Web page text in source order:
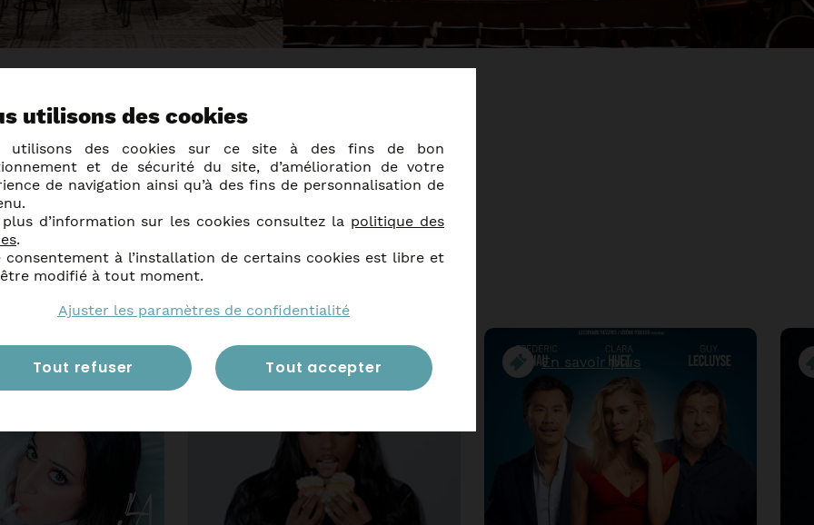
événements
plus En savoir plus En savoir plus
utilisons des cookies
utilisons des cookies sur ce site à des fins de bon
et de sécurité du site, d’amélioration de votre
de navigation ainsi qu’à des fins de personnalisation de
d’information sur les cookies consultez la politique des
.
consentement à l’installation de certains cookies est libre et
modifié à tout moment.
Ajuster les paramètres de confidentialité